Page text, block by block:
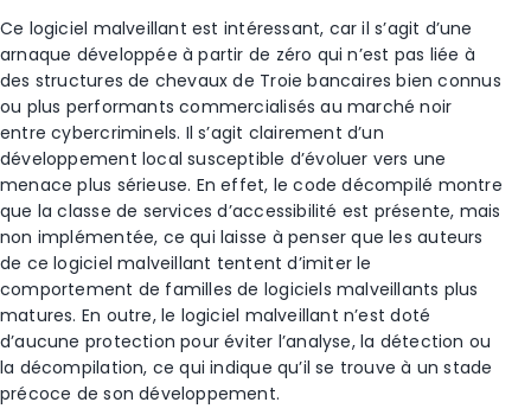
Ce logiciel malveillant est intéressant, car il s’agit d’une
arnaque développée à partir de zéro qui n’est pas liée à
des structures de chevaux de Troie bancaires bien connus
ou plus performants commercialisés au marché noir
entre cybercriminels. Il s’agit clairement d’un
développement local susceptible d’évoluer vers une
menace plus sérieuse. En effet, le code décompilé montre
que la classe de services d’accessibilité est présente, mais
non implémentée, ce qui laisse à penser que les auteurs
de ce logiciel malveillant tentent d’imiter le
comportement de familles de logiciels malveillants plus
matures. En outre, le logiciel malveillant n’est doté
d’aucune protection pour éviter l’analyse, la détection ou
la décompilation, ce qui indique qu’il se trouve à un stade
précoce de son développement.